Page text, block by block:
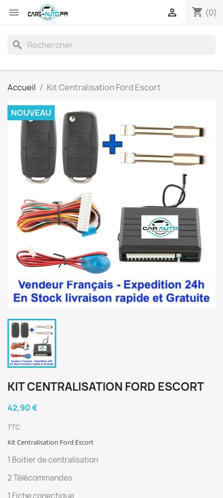
 shopping_cart (0)

search
Accueil Kit Centralisation Ford Escort
NOUVEAU
KIT CENTRALISATION FORD ESCORT
42,90 €
TTC
Kit Centralisation Ford Escort
1 Boitier de centralisation
2 Télécommandes
1 Fiche conectique